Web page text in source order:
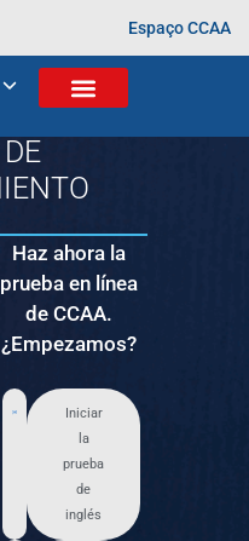
Espaço CCAA
TU
Haz ahora la
prueba en línea
de CCAA.
¿Empezamos?
Iniciar
la
prueba
de
inglés